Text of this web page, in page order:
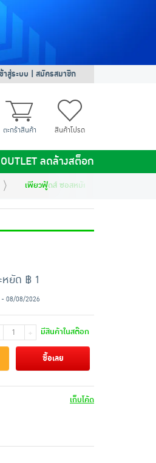
าสู่ระบบ | สมัครสมาชิก
ตะกร้าสินค้า สินค้าโปรด
OUTLET ลดล้างสต็อก
เพียวฟู้ดส์ ซอสหมักนุ่ม สูตรพริกไทยดำ
หยัด ฿ 1
08/08/2026
+ มีสินค้าในสต๊อก
ซื้อเลย
เก็บโค้ด